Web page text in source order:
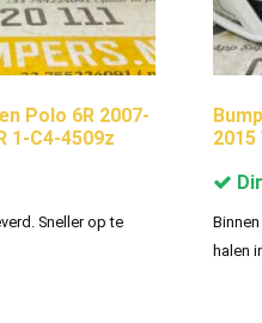
Polo 6R 2007-
1-C4-4509z
Sneller op te
halen